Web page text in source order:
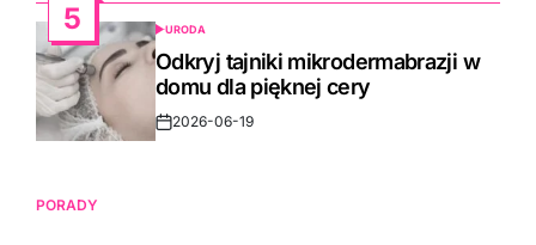
5
POSTED
IN
URODA
Odkryj tajniki mikrodermabrazji w
domu dla pięknej cery
Post2026-06-19
PORADY